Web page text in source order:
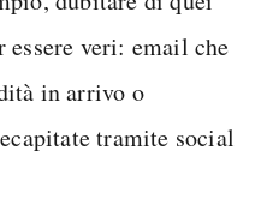
veri: email che
in arrivo o
tramite social